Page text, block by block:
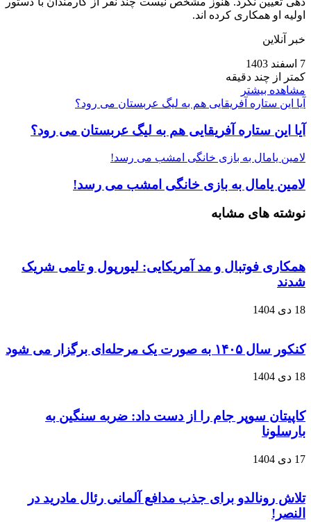
اولیه او همکاری کرده‌ اند.
خبر آنلاین
7 اسفند 1403
کمتر از چند دقیقه
مشاهده بیشتر
آیا این ستاره آفریقایی هم به لیگ عربستان می رود؟
آیا این ستاره آفریقایی هم به لیگ عربستان می رود؟
لامین یامال به بازی خانگی امشب می رسد!
لامین یامال به بازی خانگی امشب می رسد!
نوشته های مشابه
همکاری فوتبال و مد آمریکایی: لیورپول و تامی شریک
شدند
18 دی 1404
کنکور سال ۱۴۰۵ به صورت یک‌ مرحله‌ای برگزار می‌ شود
18 دی 1404
کاپیتان سوپر جام را از دست داد: ضربه سنگین به
بارسلونا
17 دی 1404
تلاش رونالدو برای جذب مدافع آلمانی رئال مادرید در
النصر!